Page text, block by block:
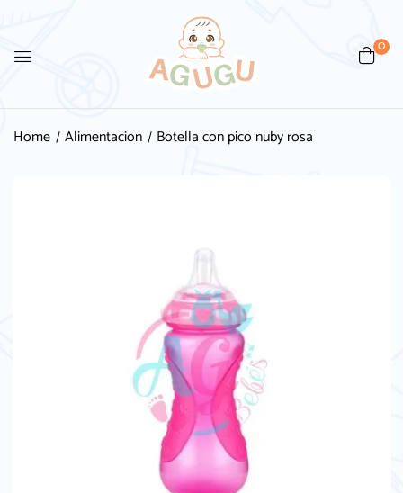
0
Home Alimentacion Botella con pico nuby rosa
Be the first to review “Botella
con pico nuby rosa”